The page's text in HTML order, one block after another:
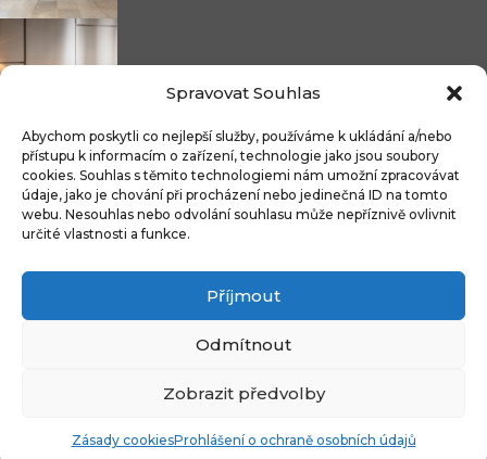
Spravovat Souhlas
Abychom poskytli co nejlepší služby, používáme k ukládání a/nebo
přístupu k informacím o zařízení, technologie jako jsou soubory
cookies. Souhlas s těmito technologiemi nám umožní zpracovávat
údaje, jako je chování při procházení nebo jedinečná ID na tomto
webu. Nesouhlas nebo odvolání souhlasu může nepříznivě ovlivnit
určité vlastnosti a funkce.
Příjmout
Odmítnout
Zobrazit předvolby
Zásady cookiesProhlášení o ochraně osobních údajů
Čistitelné látky s technologií FibreGuard®:...
Copyright © 2009-2024 CZECH DECO TEAM. All rights reserved.